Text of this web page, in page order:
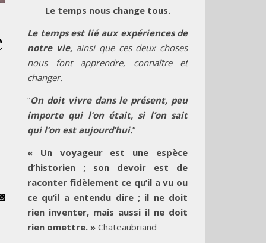
Le temps nous change tous.
Le temps est lié aux expériences de
notre vie, ainsi que ces deux choses
nous font apprendre, connaître et
changer.
“On doit vivre dans le présent, peu
importe qui l’on était, si l’on sait
qui l’on est aujourd’hui.”
« Un voyageur est une espèce
d’historien ; son devoir est de
raconter fidèlement ce qu’il a vu ou
ce qu’il a entendu dire ; il ne doit
rien inventer, mais aussi il ne doit
rien omettre. » Chateaubriand